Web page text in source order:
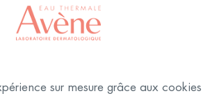
épidermique et à relipider la
démangeaisons et tiraillements.
sur mesure grâce aux cookies